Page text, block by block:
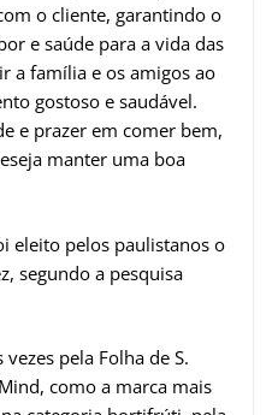
o cliente, garantindo o
e saúde para a vida das
a família e os amigos ao
gostoso e saudável.
e prazer em comer bem,
manter uma boa
eleito pelos paulistanos o
segundo a pesquisa
pela Folha de S.
como a marca mais